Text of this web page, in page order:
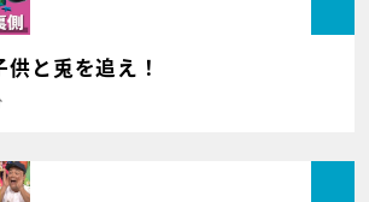
と兎を追え！